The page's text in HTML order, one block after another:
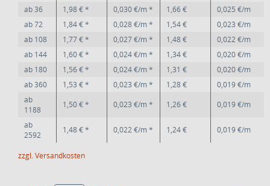
ab36 1,98 € * 0,030 €/m * 1,66 €
0,025 €/m
ab72 1,84 € * 0,028 €/m * 1,54 €
0,023 €/m
ab 108 1,77 € * 0,027 €/m * 1,48 €
0,022 €/m
ab 144 1,60 € * 0,024 €/m * 1,34 €
0,020 €/m
ab 180 1,56 € * 0,024 €/m * 1,31 €
0,020 €/m
ab360 1,53 € * 0,023 €/m * 1,28 €
0,019 €/m
ab
1188
1,50 € * 0,023 €/m * 1,26 €
0,019 €/m
ab
2592
1,48 € * 0,022 €/m * 1,24 € 0,019 €/m
zzgl. Versandkosten